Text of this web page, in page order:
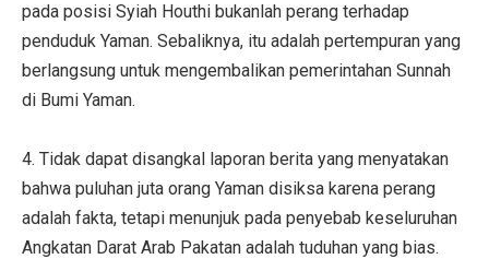
pada posisi Syiah Houthi bukanlah perang terhadap
penduduk Yaman. Sebaliknya, itu adalah pertempuran yang
berlangsung untuk mengembalikan pemerintahan Sunnah
di Bumi Yaman.
4. Tidak dapat disangkal laporan berita yang menyatakan
bahwa puluhan juta orang Yaman disiksa karena perang
adalah fakta, tetapi menunjuk pada penyebab keseluruhan
Angkatan Darat Arab Pakatan adalah tuduhan yang bias.